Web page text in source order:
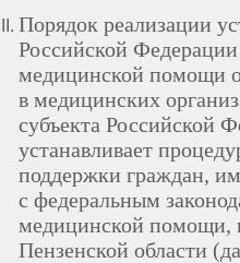
Порядок реализации
Российской Федерации
медицинской помощи
в медицинских
субъекта Российской
устанавливает
поддержки граждан,
с федеральным
медицинской помощи,
Пензенской области